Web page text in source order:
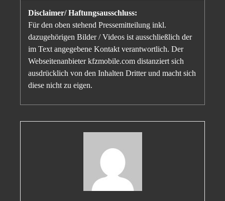
Disclaimer/ Haftungsausschluss:
Für den oben stehend Pressemitteilung inkl.
dazugehörigen Bilder / Videos ist ausschließlich der
im Text angegebene Kontakt verantwortlich. Der
Webseitenanbieter kfzmobile.com distanziert sich
ausdrücklich von den Inhalten Dritter und macht sich
diese nicht zu eigen.